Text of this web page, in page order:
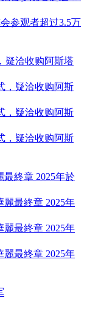
参观者超过3.5万
疑洽收购阿斯塔
終章 2025年於